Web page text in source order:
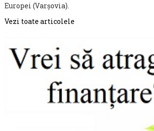
Europei (Varșovia).
Vezi toate articolele